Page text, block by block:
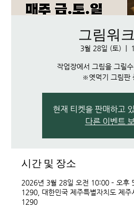
그림워
3월 28일 (토)
작업장에서 그림을 그릴
※엿먹기 그림판
현재 티켓을 판매하고
다른 이벤트
시간 및 장소
2026년 3월 28일 오전 10:00 – 오후
1290, 대한민국 제주특별자치도 제주
1290